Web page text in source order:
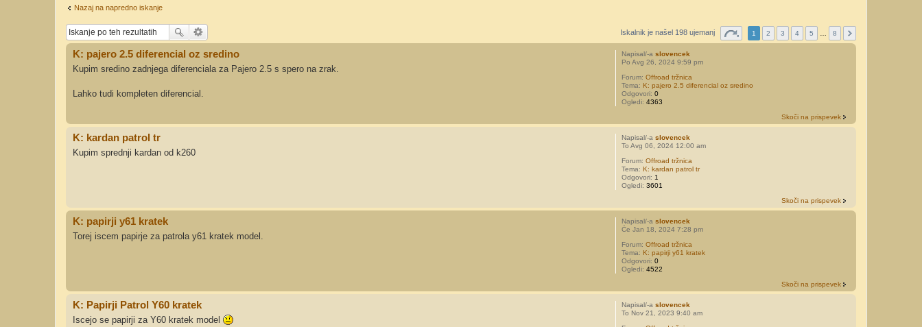
Nazaj na napredno iskanje
Iskalnik je našel 198 ujemanj 1 2 3 4 5 8
Napisal/-aslovencek
Po Avg 26, 2024 9:59 pm
Forum:Offroad tržnica
Tema:K: pajero 2.5 diferencial oz sredino
Odgovori:0
Ogledi:4363
K: pajero 2.5 diferencial oz sredino
Kupim sredino zadnjega diferenciala za Pajero 2.5 s spero na zrak.
Lahko tudi kompleten diferencial.
Skoči na prispevek
Napisal/-aslovencek
To Avg 06, 2024 12:00 am
Forum:Offroad tržnica
Tema:K: kardan patrol tr
Odgovori: 1
Ogledi:3601
K: kardan patrol tr
Kupim sprednji kardan od k260
Skoči na prispevek
Napisal/-aslovencek
Če Jan 18, 2024 7:28 pm
Forum:Offroad tržnica
Tema:K: papirji y61 kratek
Odgovori:0
Ogledi:4522
K: papirji y61 kratek
Torej iscem papirje za patrola y61 kratek model.
Skoči na prispevek
Napisal/-aslovencek
To Nov 21, 2023 9:40 am
K: Papirji Patrol Y60 kratek
Iscejo se papirji za Y60 kratek model